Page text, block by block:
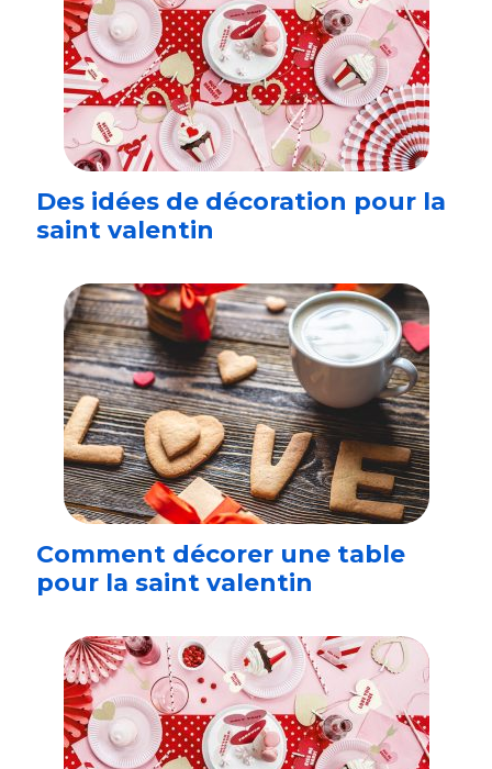
Des idées de décoration pour la
saint valentin
Comment décorer une table
pour la saint valentin